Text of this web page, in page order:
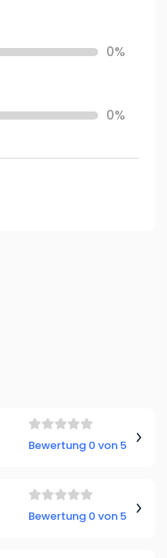
0%
0%
Bewertung 0 von 5
Bewertung 0 von 5